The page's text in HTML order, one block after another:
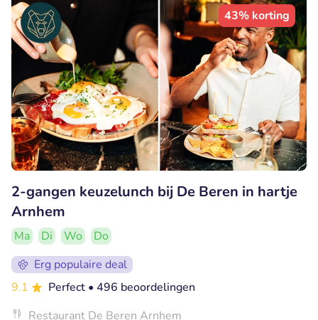
43% korting
2-gangen keuzelunch bij De Beren in hartje
Arnhem
Ma Di Wo
Do
Erg populaire deal
9.1
Perfect • 496 beoordelingen
Restaurant De Beren Arnhem